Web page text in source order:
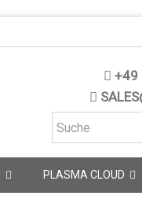
+49
PLASMA CLOUD